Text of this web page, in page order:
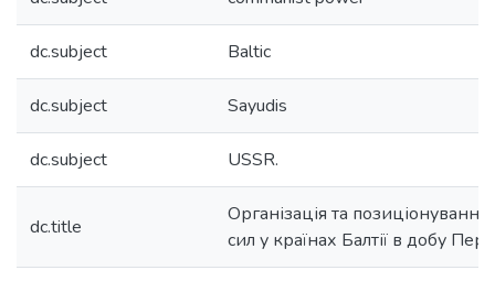
dc.subject Baltic
dc.subject Sayudis
dc.subject USSR.
dc.title
Організація та
сил у країнах Балтії в добу